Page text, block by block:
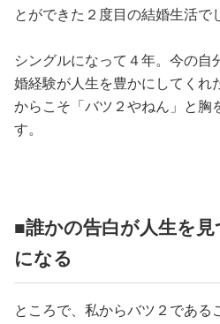
とができた２度目の結婚生活で
シングルになって４年。今の自
婚経験が人生を豊かにしてくれ
からこそ「バツ２やねん」と胸
す。
■誰かの告白が人生を
になる
ところで、私からバツ２である